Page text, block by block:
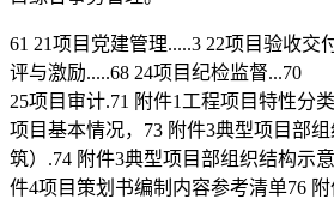
61 21项目党建管理.....3 22项目验收交
评与激励.....68 24项目纪检监督...70
25项目审计.71 附件1工程项目特性分
项目基本情况，73 附件3典型项目部
筑）.74 附件3典型项目部组织结构示
件4项目策划书编制内容参考清单76